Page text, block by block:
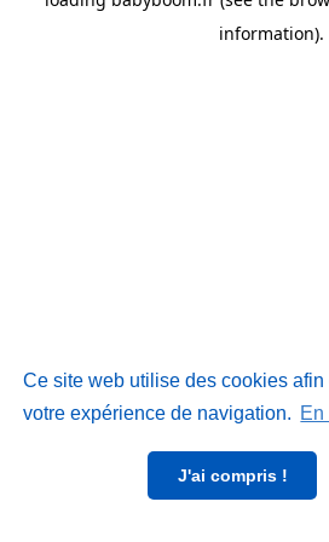
Ce site web utilise des cookies
votre expérience de navigation.
J'ai compris !
information).